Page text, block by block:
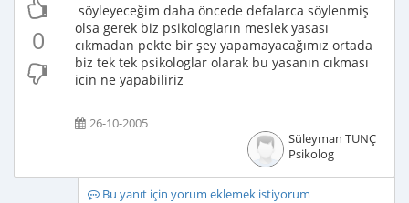
0
söyleyeceğim daha öncede defalarca söylenmiş
olsa gerek biz psikologların meslek yasası
cıkmadan pekte bir şey yapamayacağımız ortada
biz tek tek psikologlar olarak bu yasanın cıkması
icin ne yapabiliriz
26-10-2005
Süleyman TUNÇ
Psikolog
Bu yanıt için yorum eklemek istiyorum